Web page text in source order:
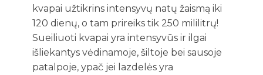
kvapai užtikrins intensyvų natų žaismą iki
120 dienų, o tam prireiks tik 250 mililitrų!
Sueiliuoti kvapai yra intensyvūs ir ilgai
išliekantys vėdinamoje, šiltoje bei sausoje
patalpoje, ypač jei lazdelės yra